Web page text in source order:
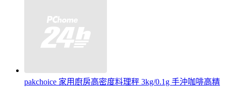
pakchoice 家用廚房高密度料理秤 3kg/0.1g 手沖咖啡高精